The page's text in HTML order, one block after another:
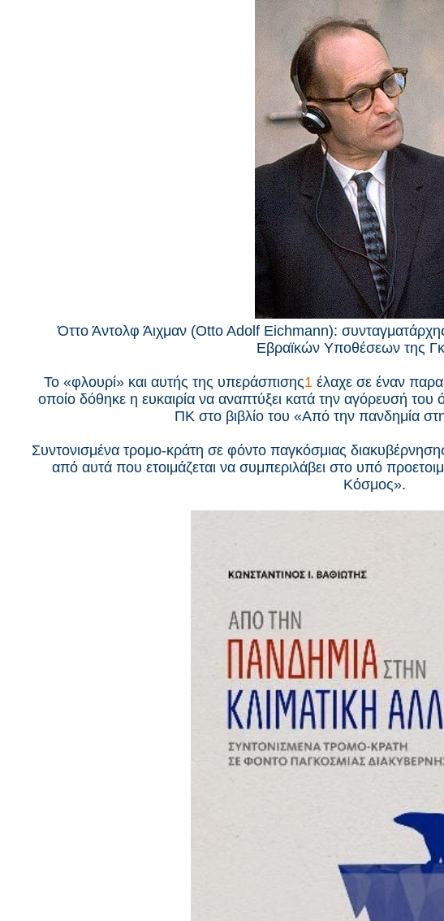
Όττο Άντολφ Άιχμαν (Otto Adolf Eichmann):
Εβραϊκών Υποθέσεων της
Το «φλουρί» και αυτής της υπεράσπισης1 έλαχε σε έναν
οποίο δόθηκε η ευκαιρία να αναπτύξει κατά την αγόρευσή του
ΠΚ στο βιβλίο του «Από την πανδημία
Συντονισμένα τρομο-κράτη σε φόντο παγκόσμιας
από αυτά που ετοιμάζεται να συμπεριλάβει στο υπό
Κόσμος».